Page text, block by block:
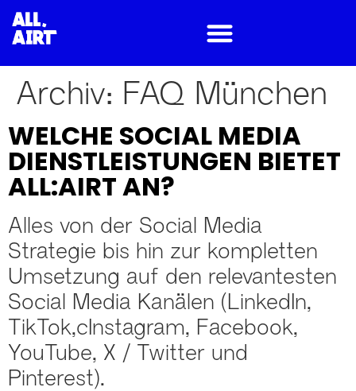
Archiv: FAQ München
WELCHE SOCIAL MEDIA
DIENSTLEISTUNGEN BIETET
ALL:AIRT AN?
Alles von der Social Media
Strategie bis hin zur kompletten
Umsetzung auf den relevantesten
Social Media Kanälen (LinkedIn,
TikTok,cInstagram, Facebook,
YouTube, X / Twitter und
Pinterest).